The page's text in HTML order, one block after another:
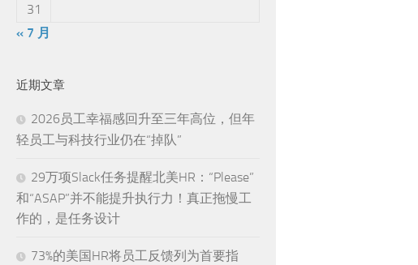
31
« 7 月
近期文章
2026员工幸福感回升至三年高位，但年
轻员工与科技行业仍在“掉队”
29万项Slack任务提醒北美HR：“Please”
和“ASAP”并不能提升执行力！真正拖慢工
作的，是任务设计
73%的美国HR将员工反馈列为首要指